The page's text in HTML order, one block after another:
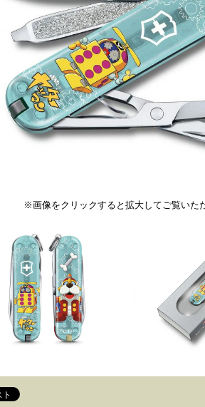
※画像をクリックすると拡大してご覧いた